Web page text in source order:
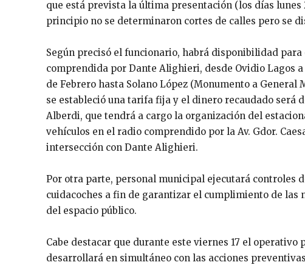
que está prevista la última presentación (los días lunes
principio no se determinaron cortes de calles pero se
Según precisó el funcionario, habrá disponibilidad
comprendida por Dante Alighieri, desde Ovidio Lagos a
de Febrero hasta Solano López (Monumento a
se estableció una tarifa fija y el dinero recaudado será
Alberdi, que tendrá a cargo la organización del
vehículos en el radio comprendido por la Av. Gdor.
intersección con Dante Alighieri.
Por otra parte, personal municipal ejecutará controles
cuidacoches a fin de garantizar el cumplimiento de las
del espacio público.
Cabe destacar que durante este viernes 17 el
desarrollará en simultáneo con las acciones